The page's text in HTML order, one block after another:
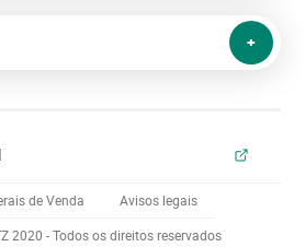
2020 - Todos os direitos reservados
de Venda Avisos legais